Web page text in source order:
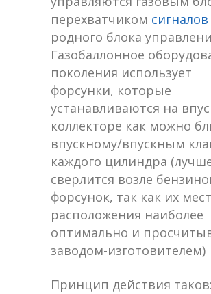
перехватчиком сигналов
родного блока
Газобаллонное
поколения использует
форсунки, которые
устанавливаются на
коллекторе как можно
впускному/впускным
каждого цилиндра
сверлится возле
форсунок, так как их
расположения наиболее
оптимально и
заводом-изготовителем)
Принцип действия таков: